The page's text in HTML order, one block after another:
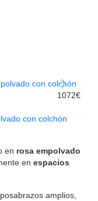
1072€
con colchón
en rosa empolvado
en espacios
amplios,